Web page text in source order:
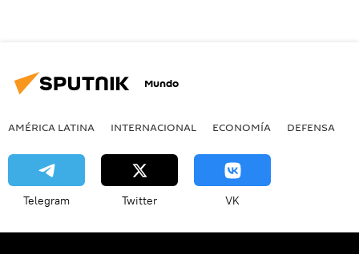
Mundo
AMÉRICA LATINA INTERNACIONAL ECONOMÍA DEFENSA
Telegram Twitter VK